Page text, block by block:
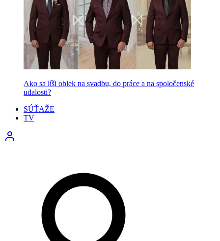
Ako sa líši oblek na svadbu, do práce a na spoločenské
udalosti?
SÚŤAŽE
TV